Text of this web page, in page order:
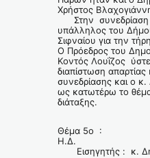
Χρήστος
Στην συνεδρίαση
υπάλληλος του
Σιφναίου για την
Ο Πρόεδρος του
Κοντός Λουΐζος
διαπίστωση
συνεδρίασης και ο
ως κατωτέρω το
διάταξης.
Θέμα 5ο :
Εισηγητής : κ.